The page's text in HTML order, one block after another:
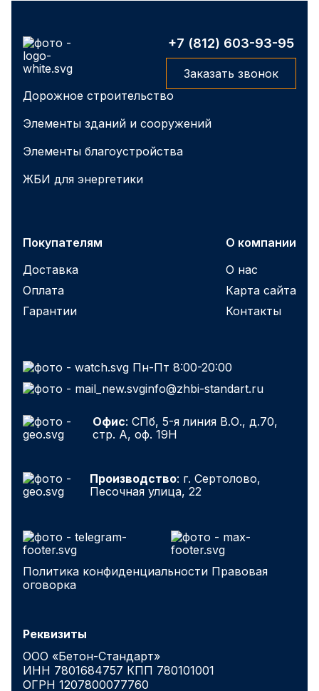
+7 (812) 603-93-95
Заказать звонок
Дорожное строительство
Элементы зданий и сооружений
Элементы благоустройства
ЖБИ для энергетики
Покупателям
Доставка
Оплата
Гарантии
О компании
О нас
Карта сайта
Контакты
Пн-Пт 8:00-20:00
info@zhbi-standart.ru
Офис: СПб, 5-я линия В.О., д.70,
стр. А, оф. 19Н
Производство: г. Сертолово,
Песочная улица, 22
Политика конфиденциальности Правовая
оговорка
Реквизиты
ООО «Бетон-Стандарт»
ИНН 7801684757 КПП 780101001
ОГРН 1207800077760